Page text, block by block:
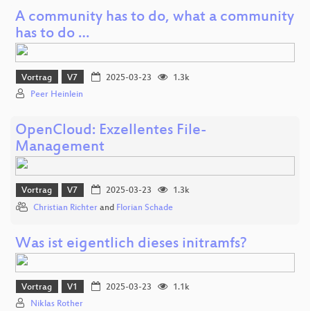
A community has to do, what a community
has to do …
Vortrag V7 2025-03-23
1.3k
Peer Heinlein
OpenCloud: Exzellentes File-
Management
Vortrag V7 2025-03-23
1.3k
Christian Richter and Florian Schade
Was ist eigentlich dieses initramfs?
Vortrag V1 2025-03-23
1.1k
Niklas Rother